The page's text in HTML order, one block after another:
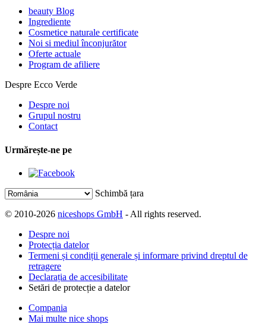
beauty Blog
Ingrediente
Cosmetice naturale certificate
Noi si mediul înconjurător
Oferte actuale
Program de afiliere
Despre Ecco Verde
Despre noi
Grupul nostru
Contact
Urmărește-ne pe
Schimbă țara
© 2010-2026 niceshops GmbH - All rights reserved.
Despre noi
Protecția datelor
Termeni și condiții generale și informare privind dreptul de
retragere
Declarația de accesibilitate
Setări de protecție a datelor
Compania
Mai multe nice shops